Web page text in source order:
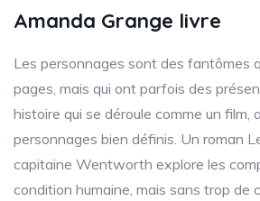
Amanda Grange livre
Les personnages sont des fantômes
pages, mais qui ont parfois des
histoire qui se déroule comme un film,
personnages bien définis. Un roman
capitaine Wentworth explore les
condition humaine, mais sans trop de